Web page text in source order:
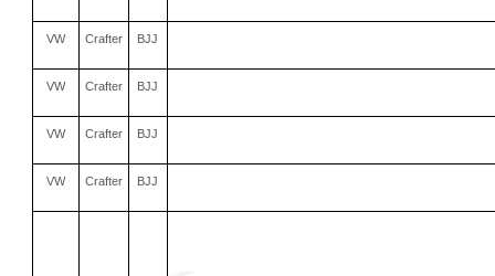
VW Crafter BJJ
VW Crafter BJJ
VW Crafter BJJ
VW Crafter BJJ